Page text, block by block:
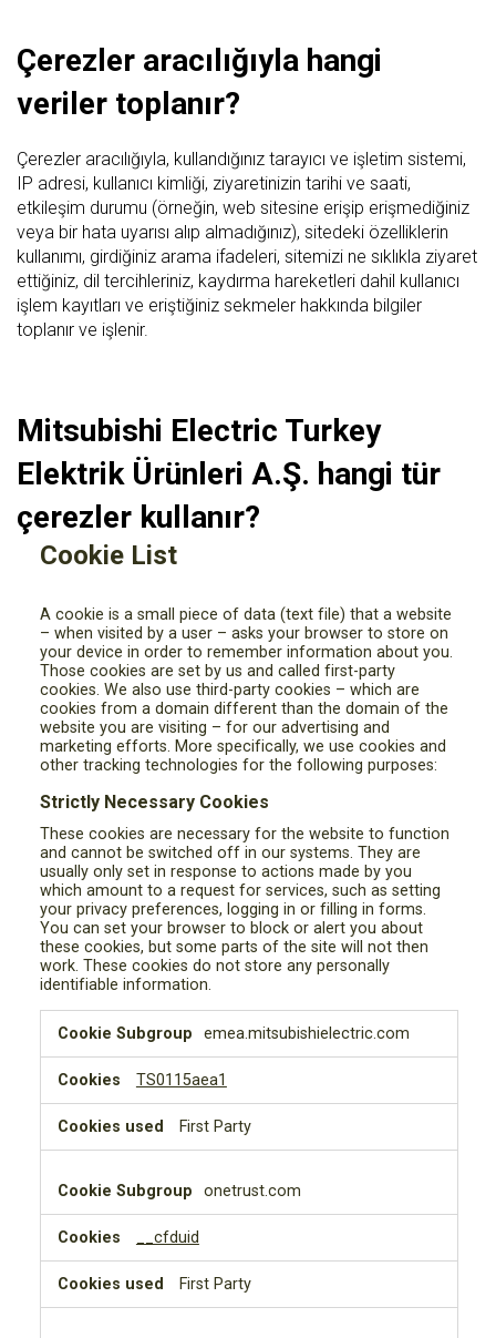
Çerezler aracılığıyla hangi
veriler toplanır?
Çerezler aracılığıyla, kullandığınız tarayıcı ve işletim sistemi,
IP adresi, kullanıcı kimliği, ziyaretinizin tarihi ve saati,
etkileşim durumu (örneğin, web sitesine erişip erişmediğiniz
veya bir hata uyarısı alıp almadığınız), sitedeki özelliklerin
kullanımı, girdiğiniz arama ifadeleri, sitemizi ne sıklıkla ziyaret
ettiğiniz, dil tercihleriniz, kaydırma hareketleri dahil kullanıcı
işlem kayıtları ve eriştiğiniz sekmeler hakkında bilgiler
toplanır ve işlenir.
Mitsubishi Electric Turkey
Elektrik Ürünleri A.Ş. hangi tür
çerezler kullanır?
Cookie List
A cookie is a small piece of data (text file) that a website
– when visited by a user – asks your browser to store on
your device in order to remember information about you.
Those cookies are set by us and called first-party
cookies. We also use third-party cookies – which are
cookies from a domain different than the domain of the
website you are visiting – for our advertising and
marketing efforts. More specifically, we use cookies and
other tracking technologies for the following purposes:
Strictly Necessary Cookies
These cookies are necessary for the website to function
and cannot be switched off in our systems. They are
usually only set in response to actions made by you
which amount to a request for services, such as setting
your privacy preferences, logging in or filling in forms.
You can set your browser to block or alert you about
these cookies, but some parts of the site will not then
work. These cookies do not store any personally
identifiable information.
Necessary
Cookies
emea.mitsubishielectric.com
TS0115aea1
First Party
onetrust.com
__cfduid
First Party